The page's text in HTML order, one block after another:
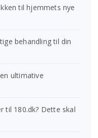
til hjemmets nye
behandling til din
ultimative
til 180.dk? Dette skal